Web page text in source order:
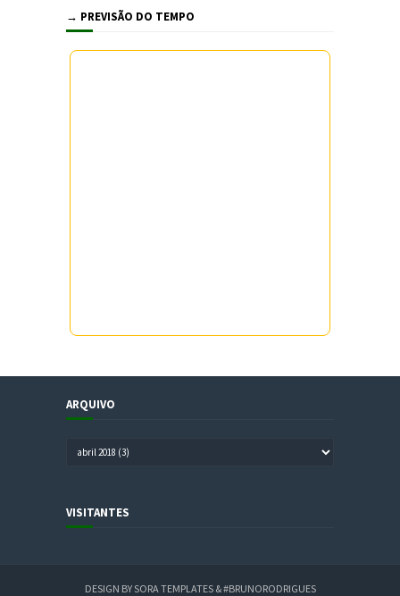
→ PREVISÃO DO TEMPO
ARQUIVO
VISITANTES
DESIGN BYSORA TEMPLATES&#BRUNORODRIGUES